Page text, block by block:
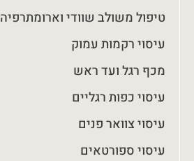
טיפול משולב שוודי וארומתרפיה
עיסוי רקמות עמוק
מכף רגל ועד ראש
עיסוי כפות רגליים
עיסוי צוואר פנים
עיסוי ספורטאים